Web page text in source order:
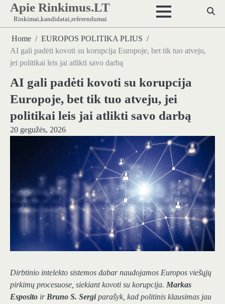
Skip
content
Apie Rinkimus.LT
Rinkimai,kandidatai,referendumai
Home
EUROPOS POLITIKA PLIUS
AI gali padėti kovoti su korupcija Europoje, bet tik tuo atveju,
jei politikai leis jai atlikti savo darbą
AI gali padėti kovoti su korupcija
Europoje, bet tik tuo atveju, jei
politikai leis jai atlikti savo darbą
20 gegužės, 2026
Dirbtinio intelekto sistemos dabar naudojamos Europos viešųjų
pirkimų procesuose, siekiant kovoti su korupcija. Markas
Esposito irBruno S. Sergiparašyk, kad politinis klausimas jau